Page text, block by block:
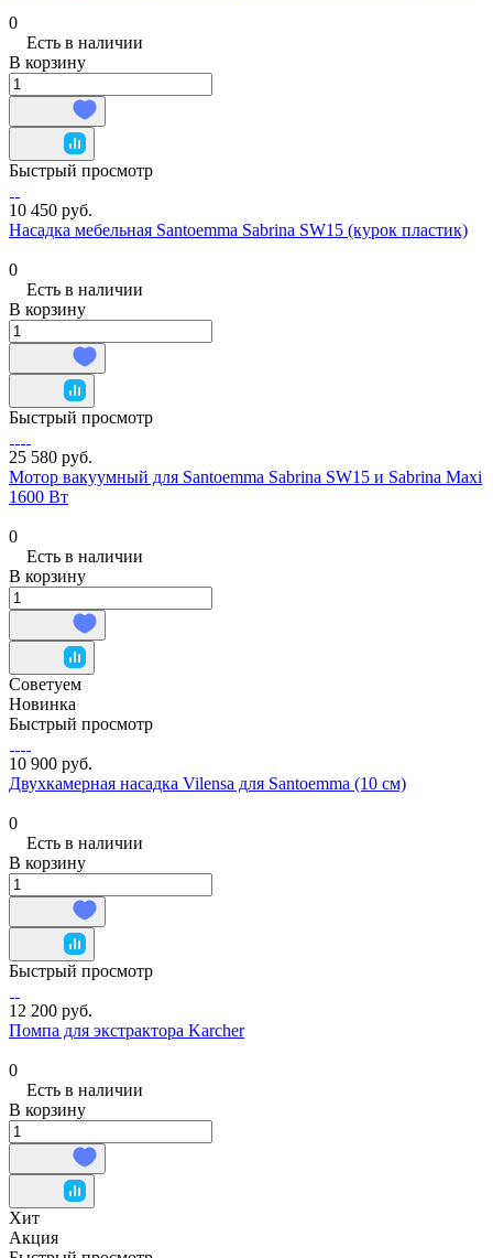
0
Есть в наличии
В корзину
Быстрый просмотр
10 450 руб.
Насадка мебельная Santoemma Sabrina SW15 (курок пластик)
0
Есть в наличии
В корзину
Быстрый просмотр
25 580 руб.
Мотор вакуумный для Santoemma Sabrina SW15 и Sabrina Maxi
1600 Вт
0
Есть в наличии
В корзину
Советуем
Новинка
Быстрый просмотр
10 900 руб.
Двухкамерная насадка Vilensa для Santoemma (10 см)
0
Есть в наличии
В корзину
Быстрый просмотр
12 200 руб.
Помпа для экстрактора Karcher
0
Есть в наличии
В корзину
Хит
Акция